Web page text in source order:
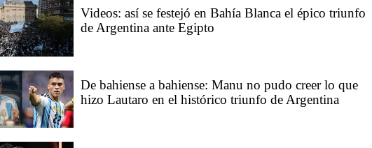
Videos: así se festejó en Bahía Blanca el épico triunfo
de Argentina ante Egipto
De bahiense a bahiense: Manu no pudo creer lo que
hizo Lautaro en el histórico triunfo de Argentina